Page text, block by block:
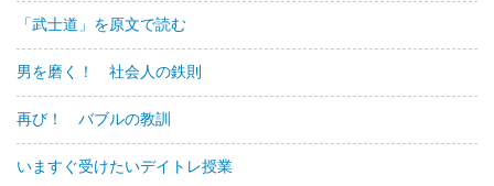
「武士道」を原文で読む
男を磨く！ 社会人の鉄則
再び！ バブルの教訓
いますぐ受けたいデイトレ授業